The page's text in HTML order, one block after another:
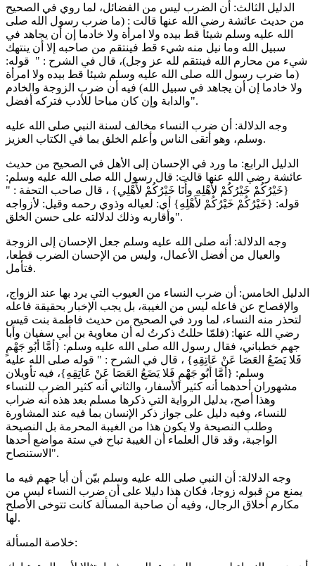
الدليل الثالث: أن الضرب ليس من الفضائل، لما روي في الصحيح
من حديث عائشة رضي الله عنها قالت : (ما ضرب رسول الله صلى
الله عليه وسلم شيئا قط بيده ولا امرأة ولا خادما إن أن يجاهد في
سبيل الله وما نيل منه شيء قط فينتقم من صاحبه إلا أن ينتهك
شيء من محارم الله فينتقم لله عز وجل)، قال في الشرح : " قوله:
(ما ضرب رسول الله صلى الله عليه وسلم شيئا قط بيده ولا امرأة
ولا خادما إن أن يجاهد في سبيل الله) فيه أن ضرب الزوجة والخادم
والدابة وإن كان مباحا للأدب فتركه أفضل".
وجه الدلالة: أن ضرب النساء مخالف لسنة النبي صلى الله عليه
وسلم، وهو أتقى الناس وأعلم الخلق بما في الكتاب العزيز.
الدليل الرابع: ما ورد في الإحسان إلى الأهل في الصحيح من حديث
عائشة رضي الله عنها قالت: قال رسول الله صلى الله عليه وسلم:
{خَيْرُكُمْ خَيْرُكُمْ لأَهْلِهِ وأَنَا خَيْرُكُمْ لأَهْلِي} ، قال صاحب التحفة : "
قوله: {خَيْرُكُمْ خَيْرُكُمْ لأَهْلِهِ} أي: لعياله وذوي رحمه وقيل: لأزواجه
وأقاربه وذلك لدلالته على حسن الخلق".
وجه الدلالة: أنه صلى الله عليه وسلم جعل الإحسان إلى الزوجة
والعيال من أفضل الأعمال، وليس من الإحسان الضرب قطعا،
فتأمل.
الدليل الخامس: أن ضرب النساء من العيوب التي يرد بها عند الزواج،
والإفصاح عن فاعله ليس من الغيبة، بل يجب الإخبار بحقيقة فاعله
لتحذر منه النساء، لما ورد في الصحيح من حديث فاطمة بنت قيس
رضي الله عنها: (فلمّا حللتُ ذكرتُ له أن معاوية بن أبي سفيان وأبا
جهم خطباني، فقال رسول الله صلى الله عليه وسلم: {أمَّا أبُو جَهْمٍ
فَلا يَضَعُ العَصَا عَنْ عَاتِقِهِ} ، قال في الشرح : " قوله صلى الله عليه
وسلم: {أمَّا أبُو جَهْمٍ فَلا يَضَعُ العَصَا عَنْ عَاتِقِهِ}، فيه تأويلان
مشهوران أحدهما أنه كثير الأسفار، والثاني أنه كثير الضرب للنساء
وهذا أصح، بدليل الرواية التي ذكرها مسلم بعد هذه أنه ضراب
للنساء، وفيه دليل على جواز ذكر الإنسان بما فيه عند المشاورة
وطلب النصيحة ولا يكون هذا من الغيبة المحرمة بل النصيحة
الواجبة، وقد قال العلماء أن الغيبة تباح في ستة مواضع أحدها
الاستنصاح".
وجه الدلالة: أن النبي صلى الله عليه وسلم بيّن أن أبا جهم فيه ما
يمنع من قبوله زوجا، فكان هذا دليلا على أن ضرب النساء ليس من
مكارم أخلاق الرجال، وفيه أن صاحبة المسألة كانت تتوخى الأصلح
لها.
خلاصة المسألة: